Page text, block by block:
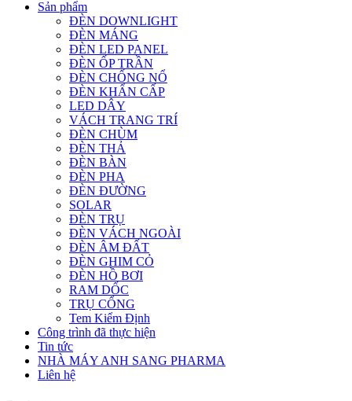
Sản phẩm
ĐÈN DOWNLIGHT
ĐÈN MÁNG
ĐÈN LED PANEL
ĐÈN ỐP TRẦN
ĐÈN CHỐNG NỔ
ĐÈN KHẨN CẤP
LED DÂY
VÁCH TRANG TRÍ
ĐÈN CHÙM
ĐÈN THẢ
ĐÈN BÀN
ĐÈN PHA
ĐÈN ĐƯỜNG
SOLAR
ĐÈN TRỤ
ĐÈN VÁCH NGOÀI
ĐÈN ÂM ĐẤT
ĐÈN GHIM CỎ
ĐÈN HỒ BƠI
RAM DỐC
TRỤ CỔNG
Tem Kiểm Định
Công trình đã thực hiện
Tin tức
NHÀ MÁY ANH SANG PHARMA
Liên hệ